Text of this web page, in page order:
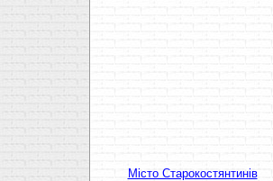
Мiсто Старокостянтинiв